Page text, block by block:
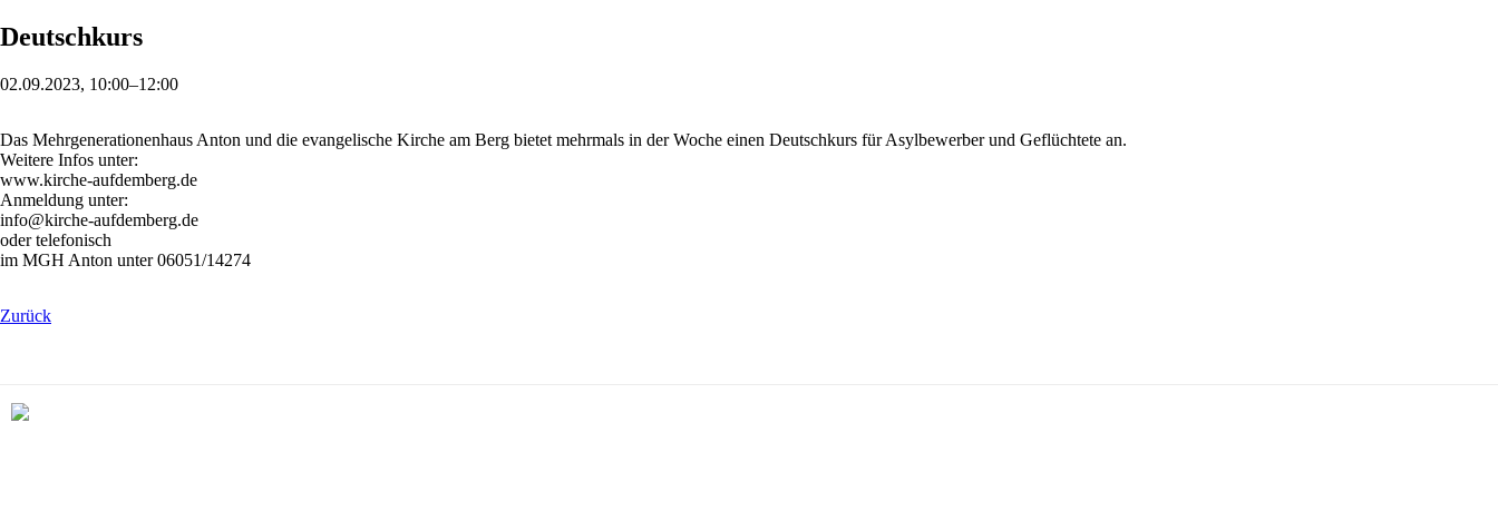
Deutschkurs
02.09.2023, 10:00–12:00
Das Mehrgenerationenhaus Anton und die evangelische Kirche am Berg bietet mehrmals in der Woche einen Deutschkurs für Asylbewerber und Geflüchtete an.
Weitere Infos unter:
www.kirche-aufdemberg.de
Anmeldung unter:
info@kirche-aufdemberg.de
oder telefonisch
im MGH Anton unter 06051/14274
Zurück